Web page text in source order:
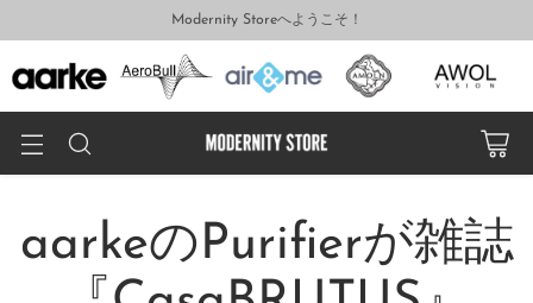
Modernity Storeへようこそ！
aarkeのPurifierが雑誌